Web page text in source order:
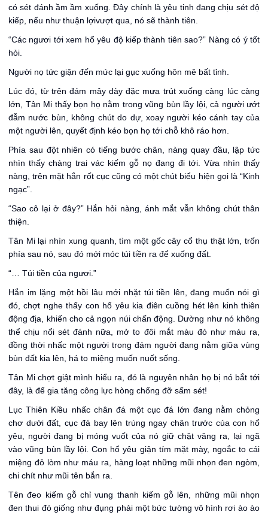
có sét đánh ầm ầm xuống. Đây chính là yêu tinh đang chịu sét độ
kiếp, nếu như thuận lợivượt qua, nó sẽ thành tiên.
“Các ngươi tới xem hổ yêu độ kiếp thành tiên sao?” Nàng có ý tốt
hỏi.
Người nọ tức giận đến mức lại gục xuống hôn mê bất tỉnh.
Lúc đó, từ trên đám mây dày đặc mưa trút xuống càng lúc càng
lớn, Tân Mi thấy bọn họ nằm trong vũng bùn lầy lội, cả người ướt
đẫm nước bùn, không chút do dự, xoay người kéo cánh tay của
một người lên, quyết định kéo bọn họ tới chỗ khô ráo hơn.
Phía sau đột nhiên có tiếng bước chân, nàng quay đầu, lập tức
nhìn thấy chàng trai vác kiếm gỗ nọ đang đi tới. Vừa nhìn thấy
nàng, trên mặt hắn rốt cục cũng có một chút biểu hiện gọi là “Kinh
ngạc”.
“Sao cô lại ở đây?” Hắn hỏi nàng, ánh mắt vẫn không chút thân
thiện.
Tân Mi lại nhìn xung quanh, tìm một gốc cây cổ thụ thật lớn, trốn
phía sau nó, sau đó mới móc túi tiền ra để xuống đất.
“… Túi tiền của ngươi.”
Hắn im lặng một hồi lâu mới nhặt túi tiền lên, đang muốn nói gì
đó, chợt nghe thấy con hổ yêu kia điên cuồng hét lên kinh thiên
động địa, khiến cho cả ngọn núi chấn động. Dường như nó không
thể chịu nổi sét đánh nữa, mở to đôi mắt màu đỏ như máu ra,
đồng thời nhấc một người trong đám người đang nằm giữa vùng
bùn đất kia lên, há to miệng muốn nuốt sống.
Tân Mi chợt giật mình hiểu ra, đó là nguyên nhân họ bị nó bắt tới
đây, là để gia tăng công lực hòng chống đỡ sấm sét!
Lục Thiên Kiều nhấc chân đá một cục đá lớn đang nằm chỏng
chơ dưới đất, cục đá bay lên trúng ngay chân trước của con hổ
yêu, người đang bị móng vuốt của nó giữ chặt văng ra, lại ngã
vào vũng bùn lầy lội. Con hổ yêu giận tím mặt mày, ngoắc to cái
miệng đỏ lòm như máu ra, hàng loạt những mũi nhọn đen ngòm,
chi chít như mũi tên bắn ra.
Tên đeo kiếm gỗ chỉ vung thanh kiếm gỗ lên, những mũi nhọn
đen thui đó giống như đụng phải một bức tường vô hình rơi ào ào